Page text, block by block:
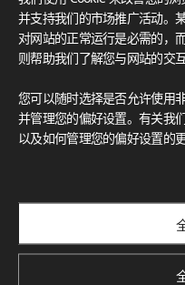
Certification for indoor air
f volatile organic
hier indoor environment.
Environmental Product
并支持我们的市场推广活动。
对网站的正常运行是必需的，
则帮助我们了解您与网站的交
您可以随时选择是否允许使用
并管理您的偏好设置。有关我
以及如何管理您的偏好设置的